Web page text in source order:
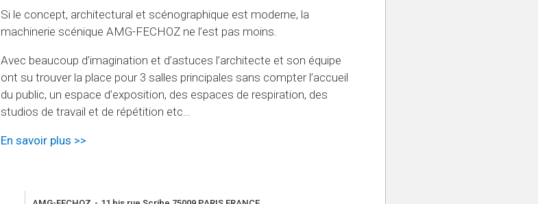
Si le concept, architectural et scénographique est moderne, la
machinerie scénique AMG-FECHOZ ne l’est pas moins.
Avec beaucoup d’imagination et d’astuces l’architecte et son équipe
ont su trouver la place pour 3 salles principales sans compter l’accueil
du public, un espace d’exposition, des espaces de respiration, des
studios de travail et de répétition etc…
En savoir plus >>